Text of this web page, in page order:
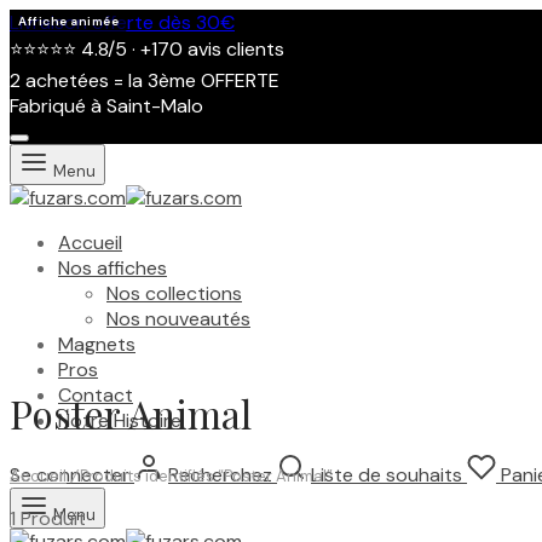
Livraison offerte dès 30€
⭐⭐⭐⭐⭐ 4.8/5 · +170 avis clients
2 achetées = la 3ème OFFERTE
Fabriqué à Saint-Malo
Menu
Accueil
Nos affiches
Nos collections
Nos nouveautés
Magnets
Pros
Contact
Notre Histoire
Se connecter Recherchez Liste de souhaits
Menu
Poster Animal
Accueil/Produits identifiés “Poster Animal”
1 Produit
Affiche animée